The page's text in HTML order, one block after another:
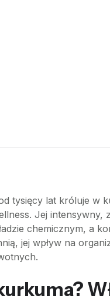
tysięcy lat króluje w
Jej
chemicznym, a
jej wpływ na